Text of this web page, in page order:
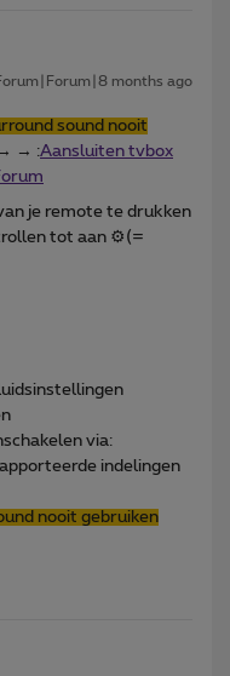
months ago
sound nooit
→ → :Aansluiten tvbox
je remote te drukken
tot aan ⚙️(=
via:
indelingen
nooit gebruiken